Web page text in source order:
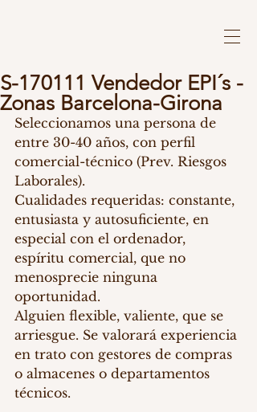
S-170111 Vendedor EPI´s -
Zonas Barcelona-Girona
Seleccionamos una persona de
entre 30-40 años, con perfil
comercial-técnico (Prev. Riesgos
Laborales).
Cualidades requeridas: constante,
entusiasta y autosuficiente, en
especial con el ordenador,
espíritu comercial, que no
menosprecie ninguna
oportunidad.
Alguien flexible, valiente, que se
arriesgue. Se valorará experiencia
en trato con gestores de compras
o almacenes o departamentos
técnicos.